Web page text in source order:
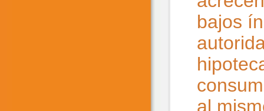
bajos
al